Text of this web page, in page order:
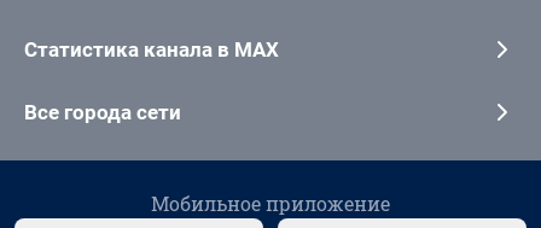
Статистика канала в MAX
Все города сети
Мобильное приложение